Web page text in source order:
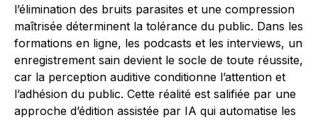
l’élimination des bruits parasites et une compression
maîtrisée déterminent la tolérance du public. Dans les
formations en ligne, les podcasts et les interviews, un
enregistrement sain devient le socle de toute réussite,
car la perception auditive conditionne l’attention et
l’adhésion du public. Cette réalité est salifiée par une
approche d’édition assistée par IA qui automatise les